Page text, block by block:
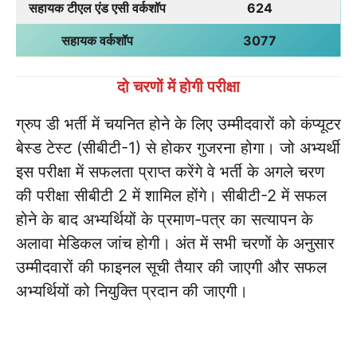
सहायक टीएल एंड एसी वर्कशॉप 624
सहायक वर्कशॉप 3077
दो चरणों में होगी परीक्षा
ग्रुप डी भर्ती में चयनित होने के लिए उम्मीदवारों को कंप्यूटर
बेस्ड टेस्ट (सीबीटी-1) से होकर गुजरना होगा। जो अभ्यर्थी
इस परीक्षा में सफलता प्राप्त करेंगे वे भर्ती के अगले चरण
की परीक्षा सीबीटी 2 में शामिल होंगे। सीबीटी-2 में सफल
होने के बाद अभ्यर्थियों के प्रमाण-पत्र का सत्यापन के
अलावा मेडिकल जांच होगी। अंत में सभी चरणों के अनुसार
उम्मीदवारों की फाइनल सूची तैयार की जाएगी और सफल
अभ्यर्थियों को नियुक्ति प्रदान की जाएगी।